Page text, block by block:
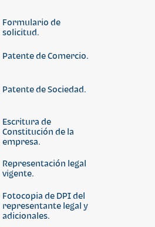
Formulario de
solicitud.
Patente de Comercio.
Patente de Sociedad.
Escritura de
Constitución de la
empresa.
Representación legal
vigente.
Fotocopia de DPI del
representante legal y
adicionales.